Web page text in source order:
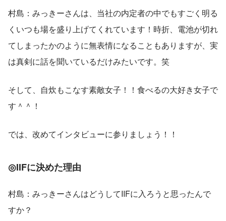
村島：みっきーさんは、当社の内定者の中でもすごく明る
くいつも場を盛り上げてくれています！時折、電池が切れ
てしまったかのように無表情になることもありますが、実
は真剣に話を聞いているだけみたいです。笑
そして、自炊もこなす素敵女子！！食べるの大好き女子で
す＾＾！
では、改めてインタビューに参りましょう！！
◎IIFに決めた理由
村島：みっきーさんはどうしてIIFに入ろうと思ったんで
すか？